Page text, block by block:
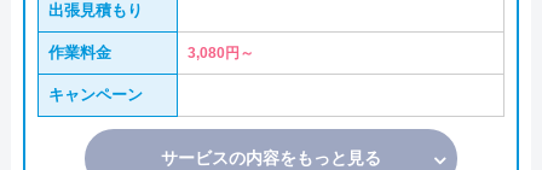
出張見積もり
作業料金 3,080円～
キャンペーン
サービスの内容をもっと見る